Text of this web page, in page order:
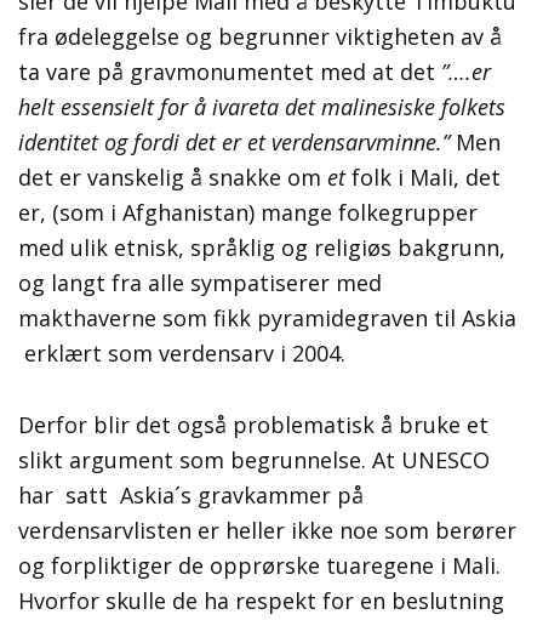
fra ødeleggelse og begrunner viktigheten av å
ta vare på gravmonumentet med at det ”….er
helt essensielt for å ivareta det malinesiske folkets
identitet og fordi det er et verdensarvminne.”Men
det er vanskelig å snakke om etfolk i Mali, det
er, (som i Afghanistan) mange folkegrupper
med ulik etnisk, språklig og religiøs bakgrunn,
og langt fra alle sympatiserer med
makthaverne som fikk pyramidegraven til Askia
erklært som verdensarv i 2004.
Derfor blir det også problematisk å bruke et
slikt argument som begrunnelse. At UNESCO
har satt Askia´s gravkammer på
verdensarvlisten er heller ikke noe som berører
og forpliktiger de opprørske tuaregene i Mali.
Hvorfor skulle de ha respekt for en beslutning